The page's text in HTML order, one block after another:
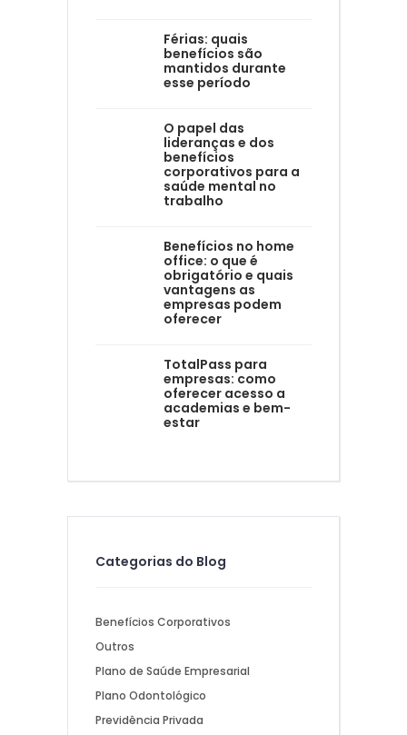
Férias: quais
benefícios são
mantidos durante
esse período
O papel das
lideranças e dos
benefícios
corporativos para a
saúde mental no
trabalho
Benefícios no home
office: o que é
obrigatório e quais
vantagens as
empresas podem
oferecer
TotalPass para
empresas: como
oferecer acesso a
academias e bem-
estar
Categorias do Blog
Benefícios Corporativos
Outros
Plano de Saúde Empresarial
Plano Odontológico
Previdência Privada